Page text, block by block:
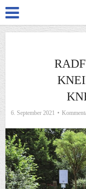
6. September 2021